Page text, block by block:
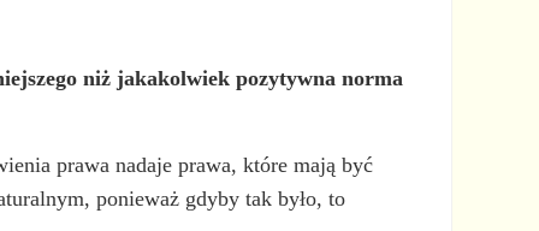
niż jakakolwiek pozytywna norma
prawa nadaje prawa, które mają być
ponieważ gdyby tak było, to